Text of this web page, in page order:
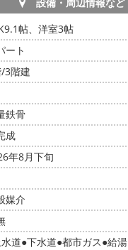
帖、洋室3帖
ート
3階建
鉄骨
成
年8月下旬
媒介
道 下水道 都市ガス 給湯